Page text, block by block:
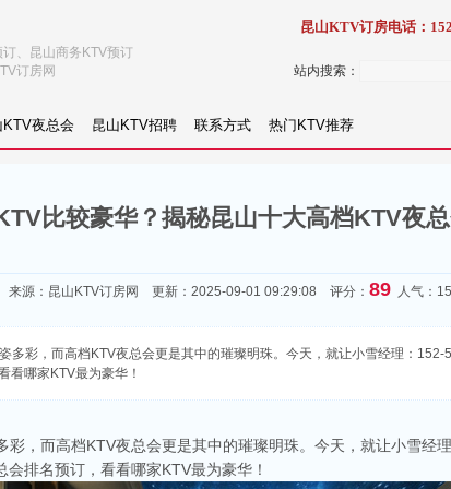
站内搜索：
KTV夜总会 昆山KTV招聘 联系方式 热门KTV推荐
订、昆山商务KTV预订
订房网
昆山KTV订房电话：
比较豪华？揭秘昆山十大高档KTV夜
来源： 昆山KTV订房网 更新：2025-09-01 09:29:08 评分： 89人气：
多彩，而高档KTV夜总会更是其中的璀璨明珠。今天，就让小雪经理：
看哪家KTV最为豪华！
，而高档KTV夜总会更是其中的璀璨明珠。今天，就让小雪经理
排名预订，看看哪家KTV最为豪华！